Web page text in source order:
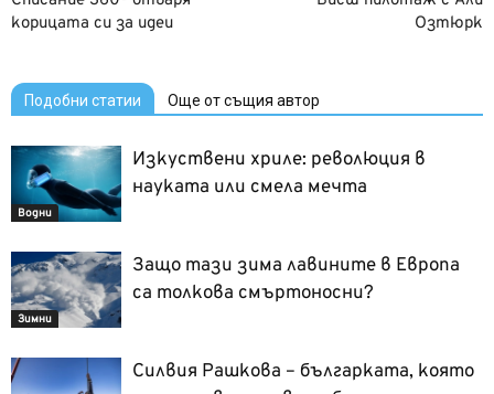
корицата си за идеи
Озтюрк
Подобни статии Още от същия автор
Водни
Изкуствени хриле: революция в
науката или смела мечта
Зимни
Защо тази зима лавините в Европа
са толкова смъртоносни?
Силвия Рашкова – българката, която